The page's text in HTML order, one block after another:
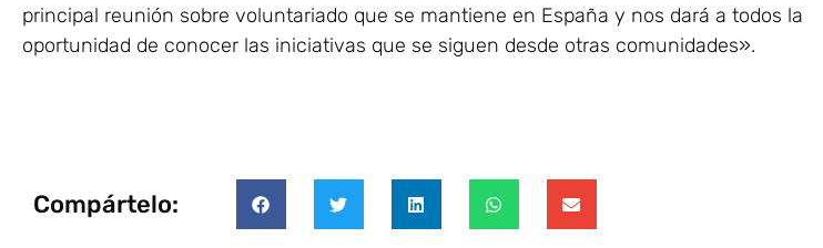
principal reunión sobre voluntariado que se mantiene en España y nos dará a todos la
oportunidad de conocer las iniciativas que se siguen desde otras comunidades».
Compártelo: